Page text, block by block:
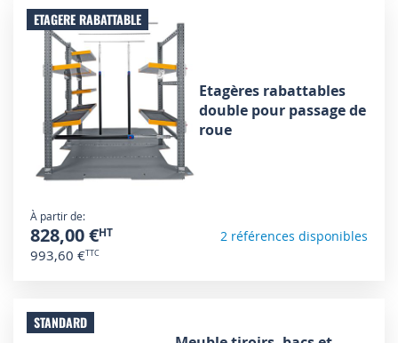
ETAGERE RABATTABLE
Etagères rabattables
double pour passage de
roue
À partir de
828,00 €
993,60 €
2 références disponibles
STANDARD